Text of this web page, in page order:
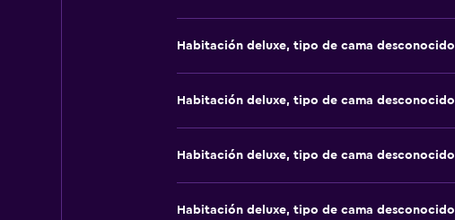
Habitación deluxe, tipo de cama desconocido
Habitación deluxe, tipo de cama desconocido
Habitación deluxe, tipo de cama desconocido
Habitación deluxe, tipo de cama desconocido